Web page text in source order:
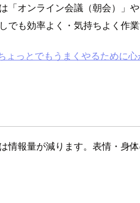
「オンライン会議（朝会）」
でも効率よく・気持ちよく作
ょっとでもうまくやるために
情報量が減ります。表情・身